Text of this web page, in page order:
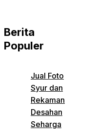
Berita
Populer
Jual Foto
Syur dan
Rekaman
Desahan
Seharga